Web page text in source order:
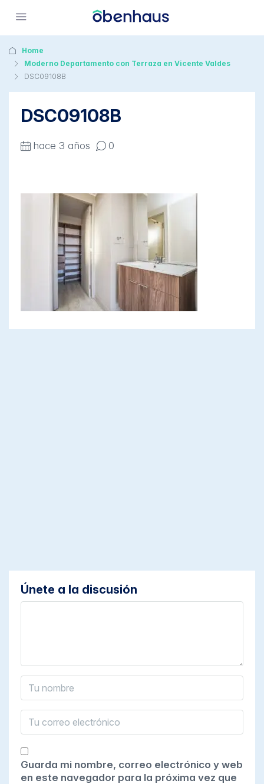
Home
Moderno Departamento con Terraza en Vicente Valdes
DSC09108B
DSC09108B
hace 3 años 0
Únete a la discusión
Guarda mi nombre, correo electrónico y web
en este navegador para la próxima vez que